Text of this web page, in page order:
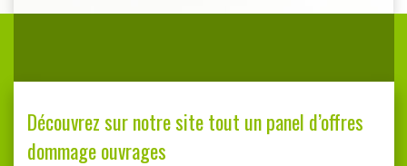
Découvrez sur notre site tout un panel d’offres
dommage ouvrages